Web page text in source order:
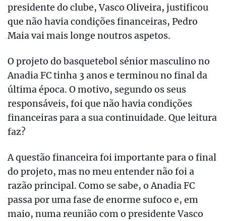
presidente do clube, Vasco Oliveira, justificou
que não havia condições financeiras, Pedro
Maia vai mais longe noutros aspetos.
O projeto do basquetebol sénior masculino no
Anadia FC tinha 3 anos e terminou no final da
última época. O motivo, segundo os seus
responsáveis, foi que não havia condições
financeiras para a sua continuidade. Que leitura
faz?
A questão financeira foi importante para o final
do projeto, mas no meu entender não foi a
razão principal. Como se sabe, o Anadia FC
passa por uma fase de enorme sufoco e, em
maio, numa reunião com o presidente Vasco